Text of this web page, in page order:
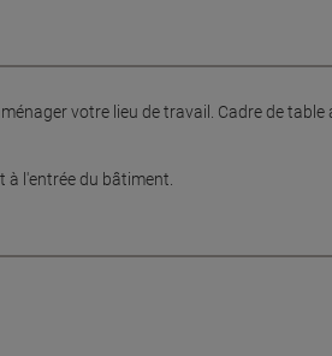
votre lieu de travail. Cadre de table
à l'entrée du bâtiment.